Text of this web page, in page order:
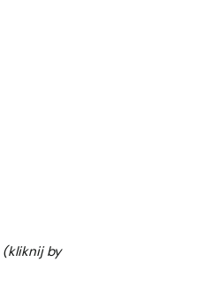
(kliknij by